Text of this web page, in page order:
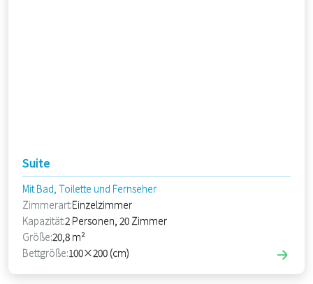
Suite
Mit Bad, Toilette und Fernseher
Zimmerart:Einzelzimmer
Kapazität:2 Personen, 20 Zimmer
Größe:20,8 m²
Bettgröße:100×200 (cm)